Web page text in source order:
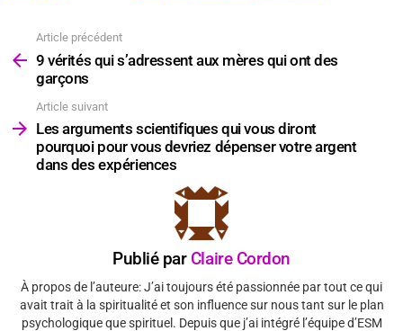
plus
Article précédent
9 vérités qui s’adressent aux mères qui ont des
garçons
Article suivant
Les arguments scientifiques qui vous diront
pourquoi pour vous devriez dépenser votre argent
dans des expériences
Publié par Claire Cordon
À propos de l’auteure: J’ai toujours été passionnée par tout ce qui
avait trait à la spiritualité et son influence sur nous tant sur le plan
psychologique que spirituel. Depuis que j’ai intégré l’équipe d’ESM